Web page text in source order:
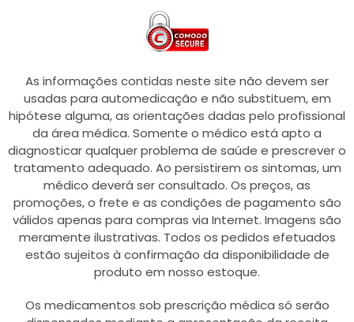
As informações contidas neste site não devem ser
usadas para automedicação e não substituem, em
hipótese alguma, as orientações dadas pelo profissional
da área médica. Somente o médico está apto a
diagnosticar qualquer problema de saúde e prescrever o
tratamento adequado. Ao persistirem os sintomas, um
médico deverá ser consultado. Os preços, as
promoções, o frete e as condições de pagamento são
válidos apenas para compras via Internet. Imagens são
meramente ilustrativas. Todos os pedidos efetuados
estão sujeitos à confirmação da disponibilidade de
produto em nosso estoque.
Os medicamentos sob prescrição médica só serão